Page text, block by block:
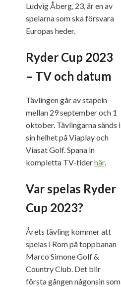
Ludvig Åberg, 23, är en av
spelarna som ska försvara
Europas heder.
Ryder Cup 2023
– TV och datum
Tävlingen går av stapeln
mellan 29 september och 1
oktober. Tävlingarna sänds i
sin helhet på Viaplay och
Viasat Golf. Spana in
kompletta TV-tiderhär.
Var spelas Ryder
Cup 2023?
Årets tävling kommer att
spelas i Rom på toppbanan
Marco Simone Golf &
Country Club. Det blir
första gången någonsin som